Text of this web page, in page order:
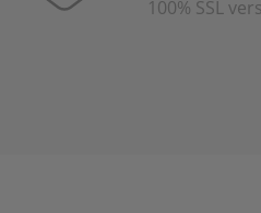
100% SSL